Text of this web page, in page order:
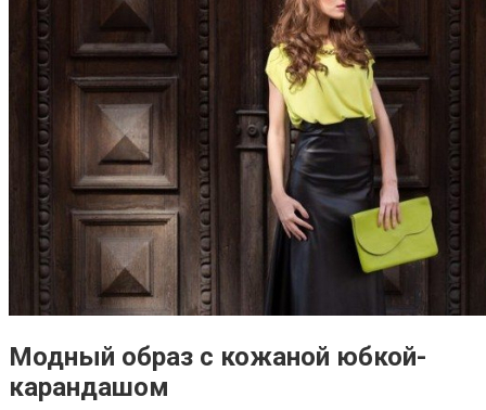
Модный образ с кожаной юбкой-
карандашом